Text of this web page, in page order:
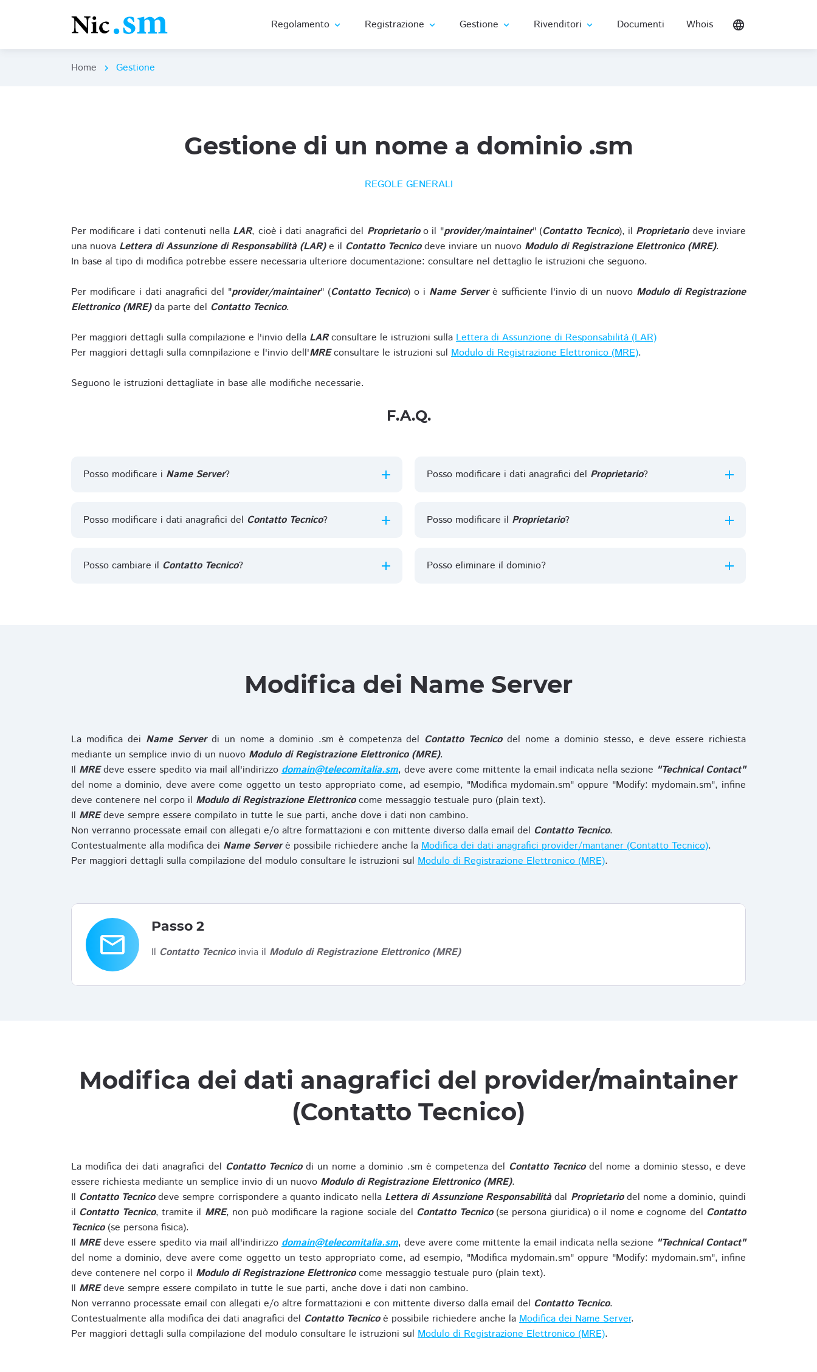
Regolamento expand_more Registrazione expand_more Gestione expand_more Rivenditori expand_more Documenti Whois language
Home chevron_right Gestione
Gestione di un nome a dominio .sm
REGOLE GENERALI
Per modificare i dati contenuti nella LAR, cioè i dati anagrafici del Proprietarioo il "provider/maintainer" (Contatto Tecnico), il Proprietariodeve inviare
una nuova Lettera di Assunzione di Responsabilità (LAR)e il Contatto Tecnicodeve inviare un nuovo Modulo di Registrazione Elettronico (MRE).
In base al tipo di modifica potrebbe essere necessaria ulteriore documentazione: consultare nel dettaglio le istruzioni che seguono.
Per modificare i dati anagrafici del "provider/maintainer" (Contatto Tecnico) o i Name Serverè sufficiente l'invio di un nuovo Modulo di Registrazione
Elettronico (MRE)da parte del Contatto Tecnico.
Per maggiori dettagli sulla compilazione e l'invio della LARconsultare le istruzioni sulla Lettera di Assunzione di Responsabilità (LAR)
Per maggiori dettagli sulla comnpilazione e l'invio dell'MREconsultare le istruzioni sul Modulo di Registrazione Elettronico (MRE).
Seguono le istruzioni dettagliate in base alle modifiche necessarie.
F.A.Q.
Posso modificare i Name Server?
Posso modificare i dati anagrafici del Contatto Tecnico?
Posso cambiare il Contatto Tecnico?
Posso modificare i dati anagrafici del Proprietario?
Posso modificare il Proprietario?
Posso eliminare il dominio?
Modifica dei Name Server
La modifica dei Name Serverdi un nome a dominio .sm è competenza del Contatto Tecnicodel nome a dominio stesso, e deve essere richiesta
mediante un semplice invio di un nuovo Modulo di Registrazione Elettronico (MRE).
Il MREdeve essere spedito via mail all'indirizzo domain@telecomitalia.sm, deve avere come mittente la email indicata nella sezione "Technical Contact"
del nome a dominio, deve avere come oggetto un testo appropriato come, ad esempio, "Modifica mydomain.sm" oppure "Modify: mydomain.sm", infine
deve contenere nel corpo il Modulo di Registrazione Elettronicocome messaggio testuale puro (plain text).
Il MREdeve sempre essere compilato in tutte le sue parti, anche dove i dati non cambino.
Non verranno processate email con allegati e/o altre formattazioni e con mittente diverso dalla email del Contatto Tecnico.
Contestualmente alla modifica dei Name Serverè possibile richiedere anche la Modifica dei dati anagrafici provider/mantaner (Contatto Tecnico).
Per maggiori dettagli sulla compilazione del modulo consultare le istruzioni sul Modulo di Registrazione Elettronico (MRE).
email
Passo 2
Il Contatto Tecnicoinvia il Modulo di Registrazione Elettronico (MRE)
Modifica dei dati anagrafici del provider/maintainer
(Contatto Tecnico)
La modifica dei dati anagrafici del Contatto Tecnicodi un nome a dominio .sm è competenza del Contatto Tecnicodel nome a dominio stesso, e deve
essere richiesta mediante un semplice invio di un nuovo Modulo di Registrazione Elettronico (MRE).
Il Contatto Tecnicodeve sempre corrispondere a quanto indicato nella Lettera di Assunzione Responsabilitàdal Proprietariodel nome a dominio, quindi
il Contatto Tecnico, tramite il MRE, non può modificare la ragione sociale del Contatto Tecnico(se persona giuridica) o il nome e cognome del Contatto
Tecnico(se persona fisica).
Il MREdeve essere spedito via mail all'indirizzo domain@telecomitalia.sm, deve avere come mittente la email indicata nella sezione "Technical Contact"
del nome a dominio, deve avere come oggetto un testo appropriato come, ad esempio, "Modifica mydomain.sm" oppure "Modify: mydomain.sm", infine
deve contenere nel corpo il Modulo di Registrazione Elettronicocome messaggio testuale puro (plain text).
Il MREdeve sempre essere compilato in tutte le sue parti, anche dove i dati non cambino.
Non verranno processate email con allegati e/o altre formattazioni e con mittente diverso dalla email del Contatto Tecnico.
Contestualmente alla modifica dei dati anagrafici del Contatto Tecnicoè possibile richiedere anche la Modifica dei Name Server.
Per maggiori dettagli sulla compilazione del modulo consultare le istruzioni sul Modulo di Registrazione Elettronico (MRE).